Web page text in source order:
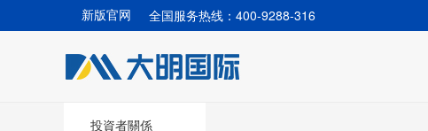
新版官网 全国服务热线：400-9288-316
投資者關係